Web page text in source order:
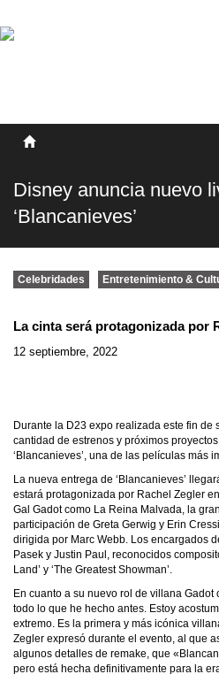
SOBRE NOSOTROS
Disney anuncia nuevo
‘Blancanieves’
Celebridades Entretenimiento &
La cinta será protagonizada por
12 septiembre, 2022
Durante la D23 expo realizada este fin de
cantidad de estrenos y próximos
‘Blancanieves’, una de las películas más
La nueva entrega de ‘Blancanieves’
estará protagonizada por Rachel Zegler
Gal Gadot como La Reina Malvada, la
participación de Greta Gerwig y Erin
dirigida por Marc Webb. Los encargados
Pasek y Justin Paul, reconocidos
Land’ y ‘The Greatest Showman’.
En cuanto a su nuevo rol de villana
todo lo que he hecho antes. Estoy
extremo. Es la primera y más icónica
Zegler expresó durante el evento, al que
algunos detalles de remake, que
pero está hecha definitivamente para la